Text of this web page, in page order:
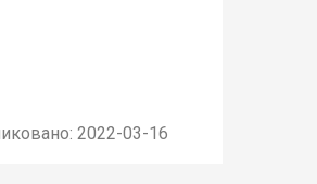
2022-03-16